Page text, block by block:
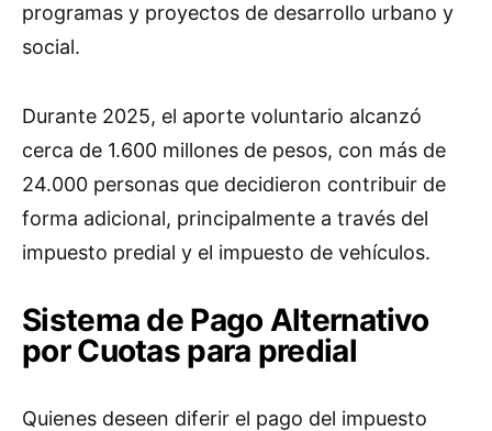
programas y proyectos de desarrollo urbano y
social.
Durante 2025, el aporte voluntario alcanzó
cerca de 1.600 millones de pesos, con más de
24.000 personas que decidieron contribuir de
forma adicional, principalmente a través del
impuesto predial y el impuesto de vehículos.
Sistema de Pago Alternativo
por Cuotas para predial
Quienes deseen diferir el pago del impuesto